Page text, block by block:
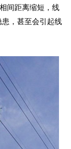
间距离缩短，线
，甚至会引起线